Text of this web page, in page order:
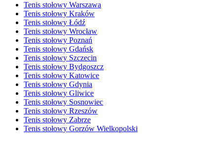
Tenis stołowy Warszawa
Tenis stołowy Kraków
Tenis stołowy Łódź
Tenis stołowy Wrocław
Tenis stołowy Poznań
Tenis stołowy Gdańsk
Tenis stołowy Szczecin
Tenis stołowy Bydgoszcz
Tenis stołowy Katowice
Tenis stołowy Gdynia
Tenis stołowy Gliwice
Tenis stołowy Sosnowiec
Tenis stołowy Rzeszów
Tenis stołowy Zabrze
Tenis stołowy Gorzów Wielkopolski